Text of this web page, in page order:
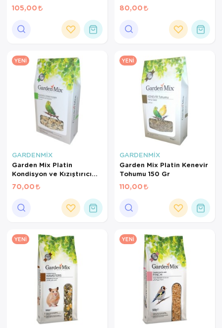
105,00 80,00
YENI
GARDENMİX
Garden Mix Platin
Kondisyon ve Kızıştırıcı
Yem 150 Gr
70,00
YENI
GARDENMİX
Garden Mix Platin Kenevir
Tohumu 150 Gr
110,00
YENI YENI